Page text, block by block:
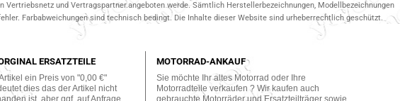
und Vertragspartner.angeboten werde. Sämtlich Herstellerbezeichnungen, Modellbezeichnungen
Farbabweichungen sind technisch bedingt. Die Inhalte dieser Website sind urheberrechtlich geschützt.
ERSATZTEILE
ein Preis von "0,00 €"
dies das der Artikel nicht
ist, aber ggf. auf Anfrage
MOTORRAD-ANKAUF
Sie möchte Ihr altes Motorrad oder Ihre
Motorradteile verkaufen ? Wir kaufen auch
gebrauchte Motorräder und Ersatzteilträger sowie